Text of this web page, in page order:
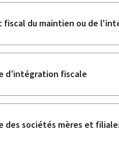
fiscal du maintien ou de
d’intégration fiscale
des sociétés mères et